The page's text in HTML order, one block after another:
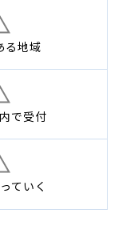
る地域
で受付
ていく